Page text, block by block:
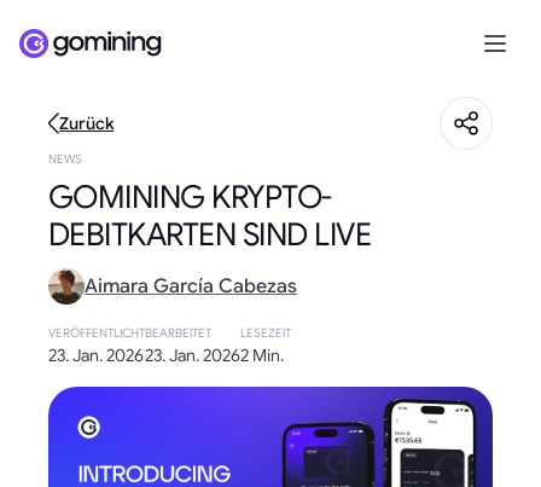
Zurück
NEWS
GOMINING KRYPTO-
DEBITKARTEN SIND LIVE
Aimara García Cabezas
VERÖFFENTLICHT
23. Jan. 2026
BEARBEITET
23. Jan. 2026
LESEZEIT
2 Min.